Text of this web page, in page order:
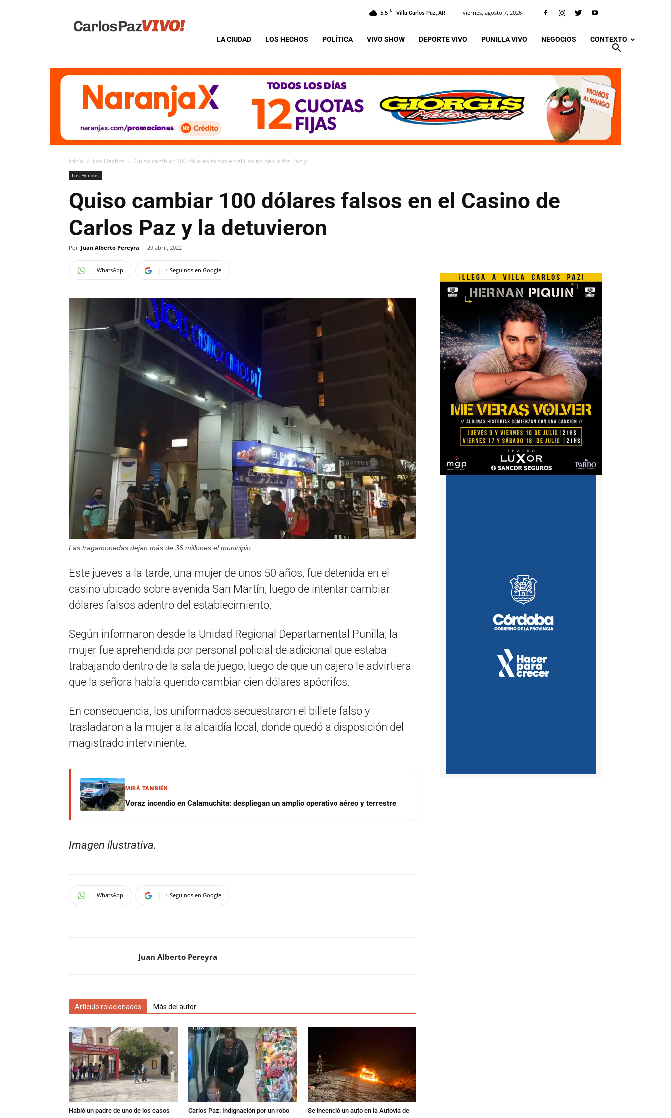
Vivo
5.5 C Villa Carlos Paz, AR viernes, agosto 7, 2026
LA CIUDAD LOS HECHOS POLÍTICA VIVO SHOW DEPORTE VIVO PUNILLA VIVO NEGOCIOS CONTEXTO
Inicio Los Hechos Quiso cambiar 100 dólares falsos en el Casino de Carlos Paz y...
Los Hechos
Quiso cambiar 100 dólares falsos en el Casino de
Carlos Paz y la detuvieron
Por Juan Alberto Pereyra - 29 abril, 2022
WhatsApp + Seguinos en Google
Las tragamonedas dejan más de 36 millones el municipio.
Este jueves a la tarde, una mujer de unos 50 años, fue detenida en el
casino ubicado sobre avenida San Martín, luego de intentar cambiar
dólares falsos adentro del establecimiento.
Según informaron desde la Unidad Regional Departamental Punilla, la
mujer fue aprehendida por personal policial de adicional que estaba
trabajando dentro de la sala de juego, luego de que un cajero le advirtiera
que la señora había querido cambiar cien dólares apócrifos.
En consecuencia, los uniformados secuestraron el billete falso y
trasladaron a la mujer a la alcaidía local, donde quedó a disposición del
magistrado interviniente.
MIRÁ TAMBIÉN
Voraz incendio en Calamuchita: despliegan un amplio operativo aéreo y terrestre
Imagen ilustrativa.
WhatsApp + Seguinos en Google
Juan Alberto Pereyra
Artículo relacionados Más del autor
Habló un padre de uno de los casos
Carlos Paz: Indignación por un robo
Se incendió un auto en la Autovía de